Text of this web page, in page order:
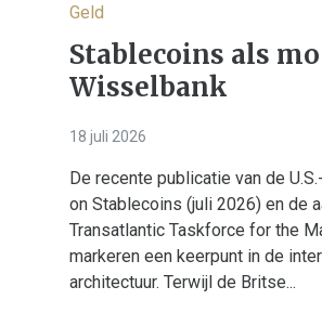
Geld
Stablecoins als
Wisselbank
18 juli 2026
De recente publicatie van de
on Stablecoins (juli 2026) en de
Transatlantic Taskforce for the
markeren een keerpunt in de
architectuur. Terwijl de Britse...